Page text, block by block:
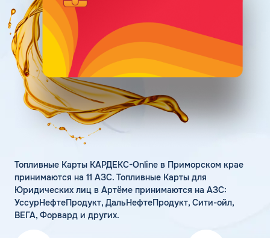
Статьи
Цена бензина и ДТ
Личный кабинет
Карта АЗС
Получить консультацию
Топливные Карты КАРДЕКС-Online в Приморском крае
принимаются на 11 АЗС. Топливные Карты для
Юридических лиц в Артёме принимаются на АЗС:
УссурНефтеПродукт, ДальНефтеПродукт, Сити-ойл,
ВЕГА, Форвард и других.